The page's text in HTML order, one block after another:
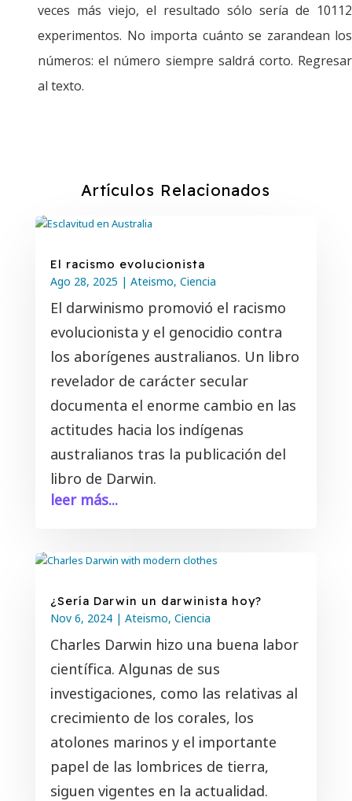
veces más viejo, el resultado sólo sería de 10112
experimentos. No importa cuánto se zarandean los
números: el número siempre saldrá corto. Regresar
al texto.
Artículos Relacionados
El racismo evolucionista
Ago 28, 2025 | Ateismo, Ciencia
El darwinismo promovió el racismo
evolucionista y el genocidio contra
los aborígenes australianos. Un libro
revelador de carácter secular
documenta el enorme cambio en las
actitudes hacia los indígenas
australianos tras la publicación del
libro de Darwin.
leer más...
¿Sería Darwin un darwinista hoy?
Nov 6, 2024| Ateismo, Ciencia
Charles Darwin hizo una buena labor
científica. Algunas de sus
investigaciones, como las relativas al
crecimiento de los corales, los
atolones marinos y el importante
papel de las lombrices de tierra,
siguen vigentes en la actualidad.